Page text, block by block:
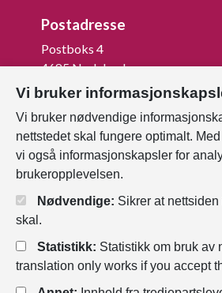
Postadresse
Postboks 4
4685 Nodeland
Org.nr: 820 852 982
Last ned vår innbygger -app
Vi bruker
Vi bruker nødvendige
nettstedet skal fungere optimalt.
vi også informasjonskapsler for
brukeropplevelsen.
Nødvendige: Sikrer at
skal.
Statistikk: Statistikk om bruk av
translation only works if you accept